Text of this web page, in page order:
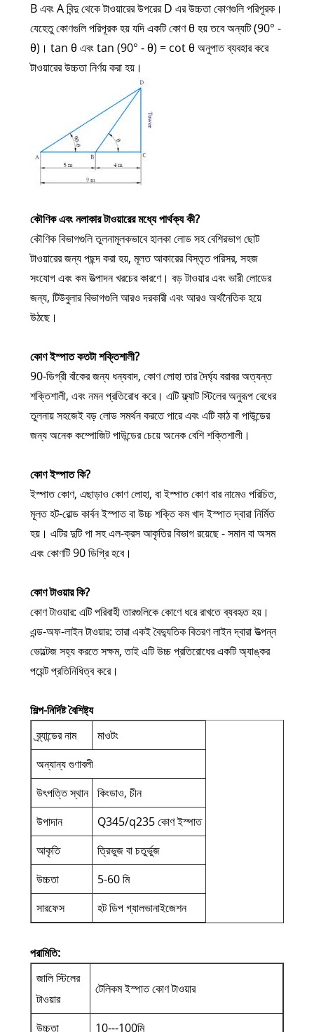
B এবং A বিন্দু থেকে টাওয়ারের উপরের D এর উচ্চতা কোণগুলি পরিপূরক।
যেহেতু কোণগুলি পরিপূরক হয় যদি একটি কোণ θ হয় তবে অন্যটি (90° -
θ)। tan θ এবং tan (90° - θ) = cot θ অনুপাত ব্যবহার করে
টাওয়ারের উচ্চতা নির্ণয় করা হয়।
কৌণিক এবং নলাকার টাওয়ারের মধ্যে পার্থক্য কী?
কৌণিক বিভাগগুলি তুলনামূলকভাবে হালকা লোড সহ বেশিরভাগ ছোট
টাওয়ারের জন্য পছন্দ করা হয়, মূলত আকারের বিস্তৃত পরিসর, সহজ
সংযোগ এবং কম উত্পাদন খরচের কারণে। বড় টাওয়ার এবং ভারী লোডের
জন্য, টিউবুলার বিভাগগুলি আরও দরকারী এবং আরও অর্থনৈতিক হয়ে
উঠছে।
কোণ ইস্পাত কতটা শক্তিশালী?
90-ডিগ্রী বাঁকের জন্য ধন্যবাদ, কোণ লোহা তার দৈর্ঘ্য বরাবর অত্যন্ত
শক্তিশালী, এবং নমন প্রতিরোধ করে। এটি ফ্ল্যাট স্টিলের অনুরূপ বেধের
তুলনায় সহজেই বড় লোড সমর্থন করতে পারে এবং এটি কাঠ বা পাউন্ডের
জন্য অনেক কম্পোজিট পাউন্ডের চেয়ে অনেক বেশি শক্তিশালী।
কোণ ইস্পাত কি?
ইস্পাত কোণ, এছাড়াও কোণ লোহা, বা ইস্পাত কোণ বার নামেও পরিচিত,
মূলত হট-রোল্ড কার্বন ইস্পাত বা উচ্চ শক্তি কম খাদ ইস্পাত দ্বারা নির্মিত
হয়। এটির দুটি পা সহ এল-ক্রস আকৃতির বিভাগ রয়েছে - সমান বা অসম
এবং কোণটি 90 ডিগ্রি হবে।
কোণ টাওয়ার কি?
কোণ টাওয়ার: এটি পরিবাহী তারগুলিকে কোণে ধরে রাখতে ব্যবহৃত হয়।
এন্ড-অফ-লাইন টাওয়ার: তারা একই বৈদ্যুতিক বিতরণ লাইন দ্বারা উত্পন্ন
ভোল্টেজ সহ্য করতে সক্ষম, তাই এটি উচ্চ প্রতিরোধের একটি অ্যাঙ্কর
পয়েন্ট প্রতিনিধিত্ব করে।
শিল্প-নির্দিষ্ট বৈশিষ্ট্য
ব্র্যান্ডের নাম
মাওটং
অন্যান্য গুণাবলী
উৎপত্তি স্থান
কিংডাও, চীন
উপাদান
Q345/q235 কোণ ইস্পাত
আকৃতি
ত্রিভুজ বা চতুর্ভুজ
উচ্চতা
5-60 মি
সারফেস
হট ডিপ গ্যালভানাইজেশন
পরামিতি:
জালি স্টিলের
টাওয়ার
টেলিকম ইস্পাত কোণ টাওয়ার
উচ্চতা 10---100মি